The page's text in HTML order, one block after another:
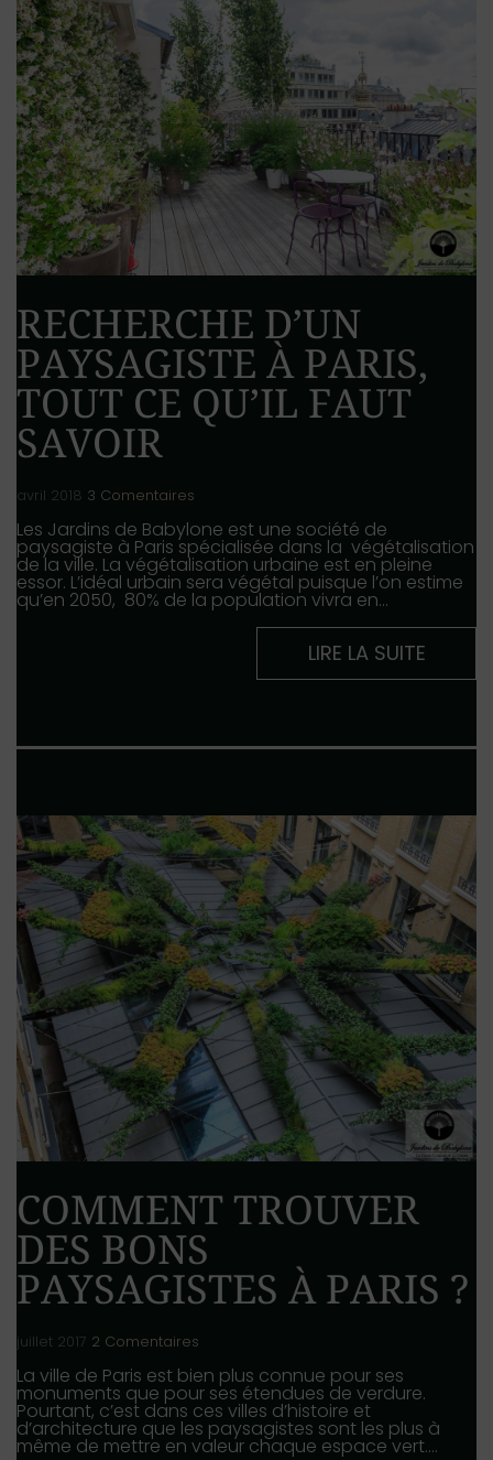
RECHERCHE D’UN
PAYSAGISTE À PARIS,
TOUT CE QU’IL FAUT
SAVOIR
avril 2018 3 Comentaires
Les Jardins de Babylone est une société de
paysagiste à Paris spécialisée dans la végétalisation
de la ville. La végétalisation urbaine est en pleine
essor. L’idéal urbain sera végétal puisque l’on estime
qu’en 2050, 80% de la population vivra en…
LIRE LA SUITE
COMMENT TROUVER
DES BONS
PAYSAGISTES À PARIS ?
juillet 2017 2 Comentaires
La ville de Paris est bien plus connue pour ses
monuments que pour ses étendues de verdure.
Pourtant, c’est dans ces villes d’histoire et
d’architecture que les paysagistes sont les plus à
même de mettre en valeur chaque espace vert.…